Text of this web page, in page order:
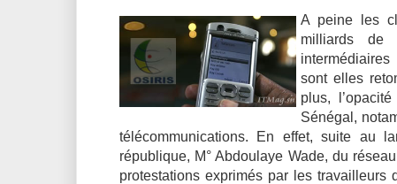
A peine les
milliards de
sont elles
plus,
Sénégal,
télécommunications. En effet, suite au
république, M° Abdoulaye Wade, du
protestations exprimés par les travailleurs